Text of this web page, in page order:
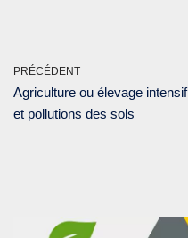
PRÉCÉDENT
Agriculture ou élevage intensif
et pollutions des sols